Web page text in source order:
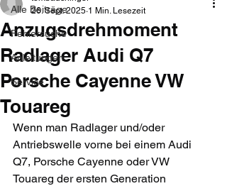
Alle Beiträge
Fehlersuche
Anleitungen
Service
Anzugsdrehmoment
Radlager Audi Q7
Porsche Cayenne VW
Touareg
26. Sept. 2025 1 Min. Lesezeit
Wenn man Radlager und/oder
Antriebswelle vorne bei einem Audi
Q7, Porsche Cayenne oder VW
Touareg der ersten Generation